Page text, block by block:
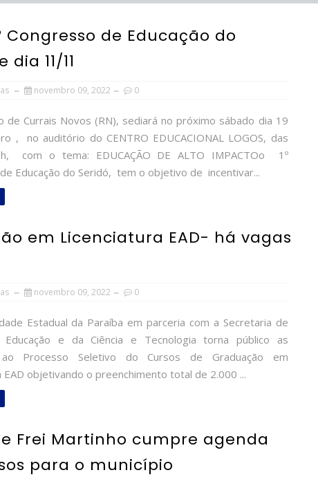
Congresso de Educação do
11/11
novembro 09, 2022 0
de Currais Novos (RN), sediará no próximo sábado dia 19
, no auditório do CENTRO EDUCACIONAL LOGOS, das
com o tema: EDUCAÇÃO DE ALTO IMPACTOo 1º
Educação do Seridó, tem o objetivo de incentivar...
em Licenciatura EAD- há vagas
novembro 09, 2022 0
Estadual da Paraíba em parceria com a Secretaria de
Educação e da Ciência e Tecnologia torna público as
ao Processo Seletivo do Cursos de Graduação em
EAD objetivando o preenchimento total de 2.000 ...
Frei Martinho cumpre agenda
para o município